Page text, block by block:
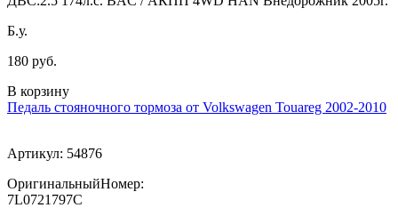
Б.у.
180 руб.
В корзину
Педаль стояночного тормоза от Volkswagen Touareg 2002-2010
Артикул: 54876
ОригинальныйНомер:
7L0721797C